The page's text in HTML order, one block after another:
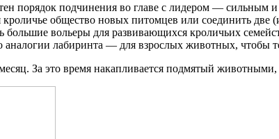
порядок подчинения во главе с лидером —
общество новых питомцев или соединить
вольеры для развивающихся кроличьих
лабиринта — для взрослых животных, чтобы
За это время накапливается подмятый